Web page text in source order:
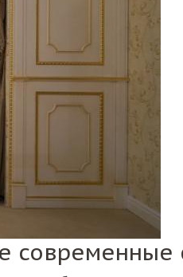
современные